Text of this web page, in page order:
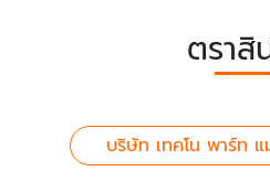
ตราสิ
บริษัท เทคโน พาร์ท